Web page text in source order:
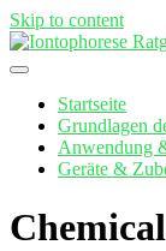
Skip to content
Startseite
Grundlagen
Anwendung
Geräte &